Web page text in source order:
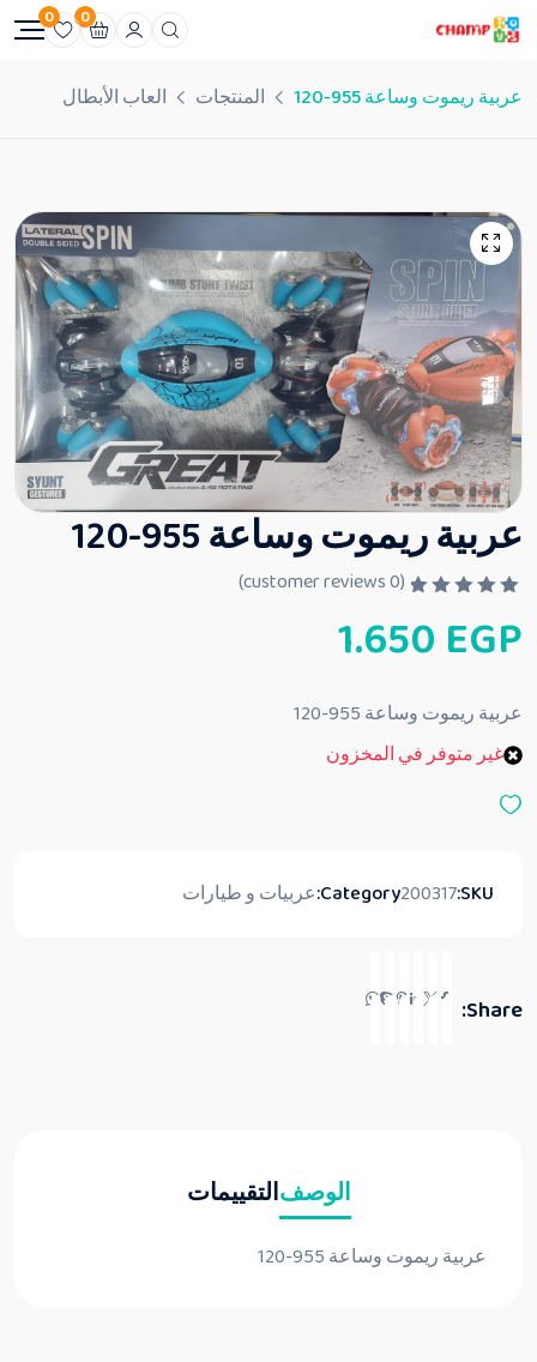
0
0
عربية ريموت وساعة 955-120 المنتجات العاب الأبطال
عربية ريموت وساعة 955-120
م
ا
ي
م
ن
(
0
1.650 EGP
عربية ريموت وساعة 955-120
غير متوفر في المخزون
SKU:
200317
Category: عربيات و طيارات
Share:
الوصفالتقييمات
عربية ريموت وساعة 955-120